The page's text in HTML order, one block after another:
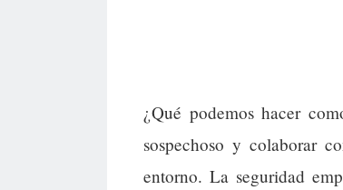
¿Qué podemos hacer
sospechoso y colaborar
entorno. La seguridad